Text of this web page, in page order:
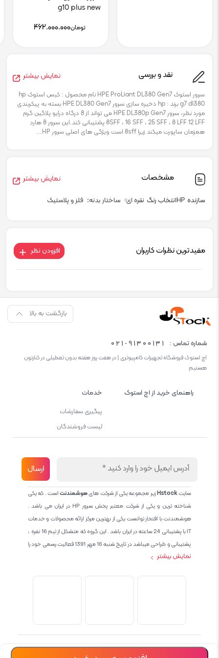
g10 plus new
تومان۴۶۲.۰۰۰.۰۰۰
نقد و بررسی نمایش بیشتر
سرور استوک HPE ProLiant DL380 Gen7 نام محصول : کیس استوک hp
g7 dl380 برند : hp ذخیره سازی سرور HPE DL380 Gen7 بسته به پیکربندی
مورد نظر، سرور HPE DL380p Gen7 می تواند از 8 درگاه درایو پلاگین گرم
8SFF ، 16 SFF ، 25 SFF ، 8 LFF 12 LFF پشتیبانی کند.این سرور 8 هارد
همزمان ساپورت میکند زیرا 8sff است ویژگی های اصلی سرور HP...
مشخصات نمایش بیشتر
سازنده HPانتخاب رنگ نقره ای ساختار بدنه فلز و پلاستیک
مفیدترین نظرات کاربران افزودن نظر
بازگشت به بالا
شماره تماس : 021-91300131
اچ استوک فروشگاه تجهیزات کامپیوتری | در هفت روز هفته بدون تعطیلی در کنارتون
هستیم
راهنمای خرید از اچ استوک خدمات
پیگیری سفارشات
لیست فروشندگان
سایتHstockزیر مجموعه یکی از شرکت هایهوشمندنتاست . که یکی
شناخته ترین و یکی از شرکت معتبر پخش سرور HP در ایران می باشد .
هوشمندنت با افتخار توانست یکی از بهترین مرکز ارائه محصولات و خدمات
IT با پشتیبانی 24 ساعته در ایران باشد . این گروه که متشکل از تیم 16 نفره ،
پشتیبانی و طراحی میباشد در تاریخ شنبه 16 مهر 1391 فعالیت رسمی خود را
نمایش بیشتر
تمامی حقوق برای شرکت hoshmandnet محفوظ است